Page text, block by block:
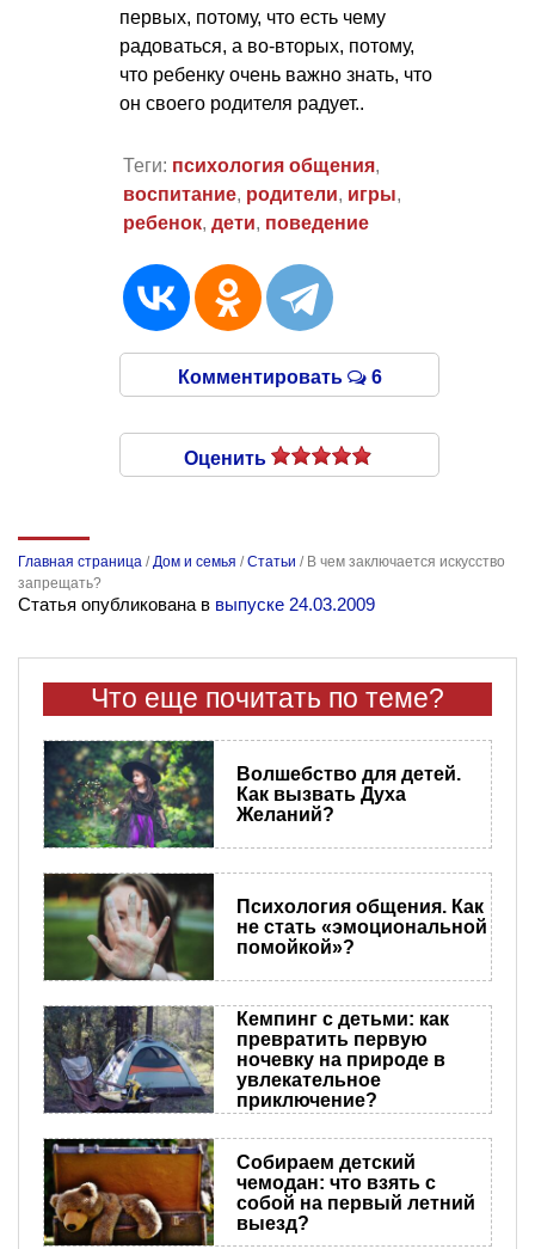
первых, потому, что есть чему
радоваться, а во-вторых, потому,
что ребенку очень важно знать, что
он своего родителя радует..
Теги: психология общения,
воспитание, родители, игры,
ребенок, дети, поведение
Комментировать 6
Оценить
Главная страница /Дом и семья /Статьи / В чем заключается искусство
запрещать?
Статья опубликована в выпуске 24.03.2009
Что еще почитать по теме?
Волшебство для детей.
Как вызвать Духа
Желаний?
Психология общения. Как
не стать «эмоциональной
помойкой»?
Кемпинг с детьми: как
превратить первую
ночевку на природе в
увлекательное
приключение?
Собираем детский
чемодан: что взять с
собой на первый летний
выезд?